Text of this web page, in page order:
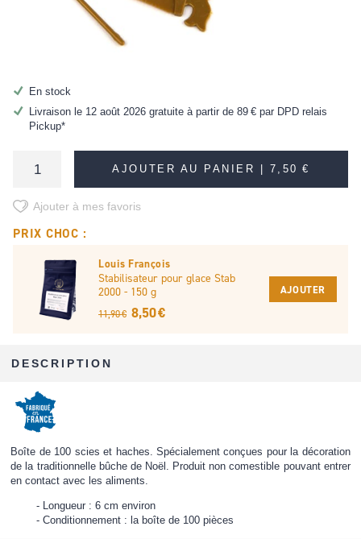
En stock
Livraison le 12 août 2026 gratuite à partir de 89 €par DPD relais
Pickup*
AJOUTER AU PANIER | 7,50 €
Ajouter à mes favoris
PRIX CHOC :
Louis François
Stabilisateur pour glace Stab
2000 - 150 g
11,90 € 8,50 €
AJOUTER
DESCRIPTION
Boîte de 100 scies et haches. Spécialement conçues pour la décoration
de la traditionnelle bûche de Noël. Produit non comestible pouvant entrer
en contact avec les aliments.
Longueur : 6 cm environ
Conditionnement : la boîte de 100 pièces